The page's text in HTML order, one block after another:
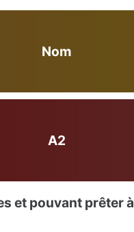
Nom
A2
et pouvant prêter à